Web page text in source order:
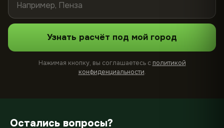
Узнать расчёт под мой город
Нажимая кнопку, вы соглашаетесь с политикой
конфиденциальности.
Остались вопросы?